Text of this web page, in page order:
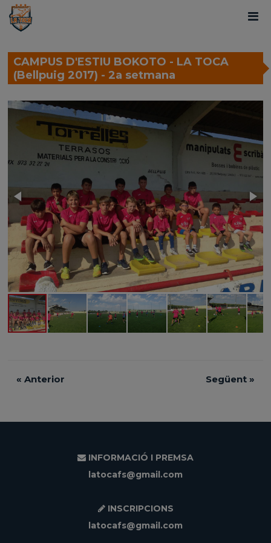
CAMPUS D'ESTIU BOKOTO - LA TOCA
(Bellpuig 2017) - 2a setmana
«Anterior Següent »
INFORMACIÓ I PREMSA
latocafs@gmail.com
INSCRIPCIONS
latocafs@gmail.com